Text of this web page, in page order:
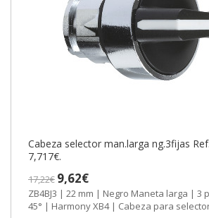
Cabeza selector man.larga ng.3fijas
7,717€.
17,22€ 9,62€
ZB4BJ3 | 22 mm | Negro Maneta larga | 3
45° | Harmony XB4 | Cabeza para